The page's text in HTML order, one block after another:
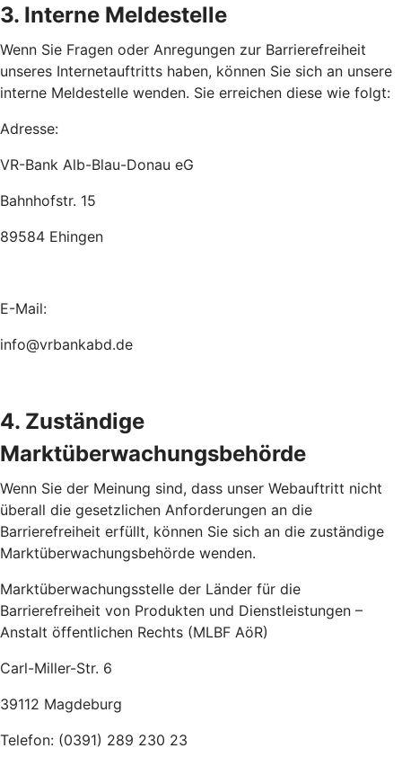
3. Interne Meldestelle
Wenn Sie Fragen oder Anregungen zur Barrierefreiheit
unseres Internetauftritts haben, können Sie sich an unsere
interne Meldestelle wenden. Sie erreichen diese wie folgt:
Adresse:
VR-Bank Alb-Blau-Donau eG
Bahnhofstr. 15
89584 Ehingen
E-Mail:
info@vrbankabd.de
4. Zuständige
Marktüberwachungsbehörde
Wenn Sie der Meinung sind, dass unser Webauftritt nicht
überall die gesetzlichen Anforderungen an die
Barrierefreiheit erfüllt, können Sie sich an die zuständige
Marktüberwachungsbehörde wenden.
Marktüberwachungsstelle der Länder für die
Barrierefreiheit von Produkten und Dienstleistungen –
Anstalt öffentlichen Rechts (MLBF AöR)
Carl-Miller-Str. 6
39112 Magdeburg
Telefon: (0391) 289 230 23